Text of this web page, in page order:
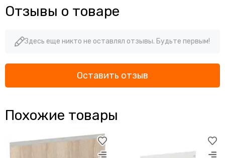
Отзывы о товаре
Здесь еще никто не оставлял отзывы. Будьте первым!
Оставить отзыв
Похожие товары